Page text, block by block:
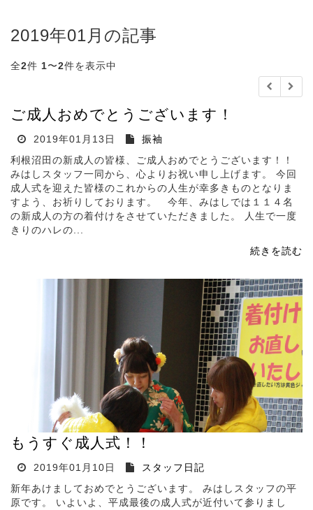
2019年01月の記事
全2件 1〜2件を表示中
ご成人おめでとうございます！
2019年01月13日
振袖
利根沼田の新成人の皆様、ご成人おめでとうございます！！
みはしスタッフ一同から、心よりお祝い申し上げます。 今回
成人式を迎えた皆様のこれからの人生が幸多きものとなりま
すよう、お祈りしております。 今年、みはしでは１１４名
の新成人の方の着付けをさせていただきました。 人生で一度
きりのハレの...
続きを読む
もうすぐ成人式！！
2019年01月10日
スタッフ日記
新年あけましておめでとうございます。 みはしスタッフの平
原です。 いよいよ、平成最後の成人式が近付いて参りまし